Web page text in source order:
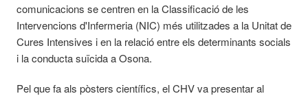
comunicacions se centren en la Classificació de les
Intervencions d'Infermeria (NIC) més utilitzades a la Unitat de
Cures Intensives i en la relació entre els determinants socials
i la conducta suïcida a Osona.
Pel que fa als pòsters científics, el CHV va presentar al